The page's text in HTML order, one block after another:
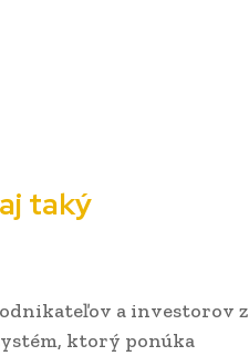
taký
a investorov z
ktorý ponúka